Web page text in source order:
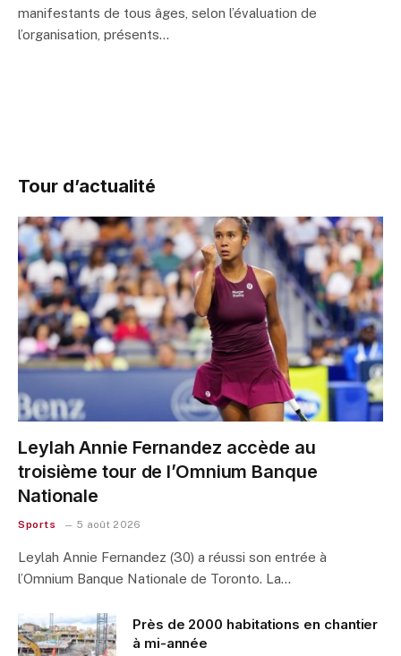
manifestants de tous âges, selon l’évaluation de
l’organisation, présents…
Tour d’actualité
Leylah Annie Fernandez accède au
troisième tour de l’Omnium Banque
Nationale
Sports 5 août 2026
Leylah Annie Fernandez (30) a réussi son entrée à
l’Omnium Banque Nationale de Toronto. La…
Près de 2000 habitations en chantier
à mi-année